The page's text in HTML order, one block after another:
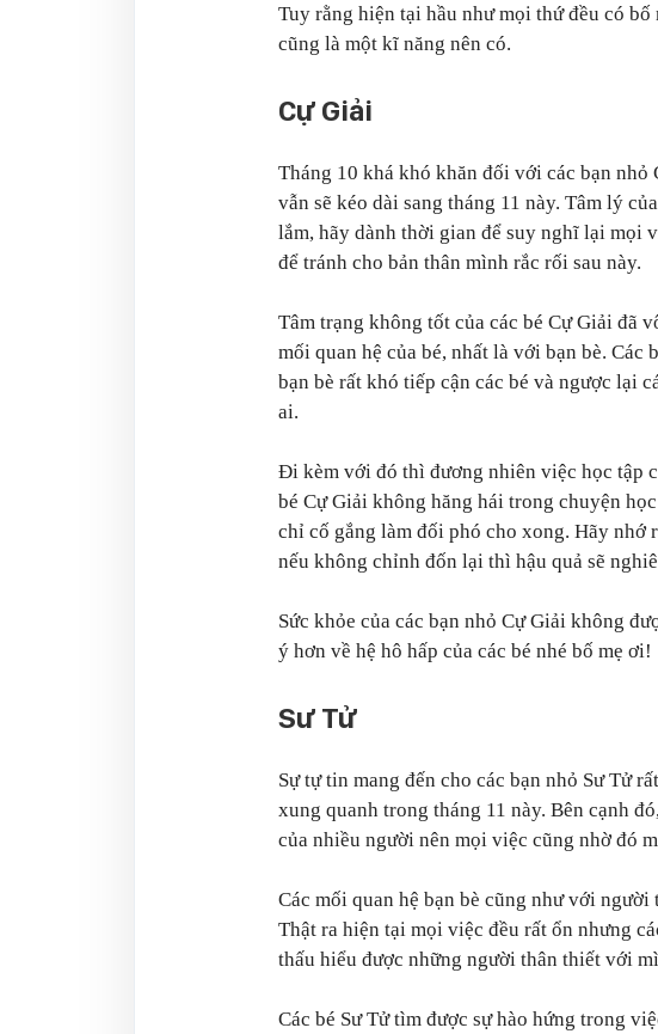
Tuy rằng hiện tại hầu như mọi thứ đều có
cũng là một kĩ năng nên có.
Cự Giải
Tháng 10 khá khó khăn đối với các bạn nhỏ
vẫn sẽ kéo dài sang tháng 11 này. Tâm lý
lắm, hãy dành thời gian để suy nghĩ lại mọi
để tránh cho bản thân mình rắc rối sau này.
Tâm trạng không tốt của các bé Cự Giải đã
mối quan hệ của bé, nhất là với bạn bè.
bạn bè rất khó tiếp cận các bé và ngược lại
ai.
Đi kèm với đó thì đương nhiên việc học tập
bé Cự Giải không hăng hái trong chuyện
chỉ cố gắng làm đối phó cho xong. Hãy nhớ
nếu không chỉnh đốn lại thì hậu quả sẽ
Sức khỏe của các bạn nhỏ Cự Giải không
ý hơn về hệ hô hấp của các bé nhé bố mẹ ơi!
Sư Tử
Sự tự tin mang đến cho các bạn nhỏ Sư Tử
xung quanh trong tháng 11 này. Bên cạnh
của nhiều người nên mọi việc cũng nhờ đó
Các mối quan hệ bạn bè cũng như với
Thật ra hiện tại mọi việc đều rất ổn nhưng
thấu hiểu được những người thân thiết với
Các bé Sư Tử tìm được sự hào hứng trong